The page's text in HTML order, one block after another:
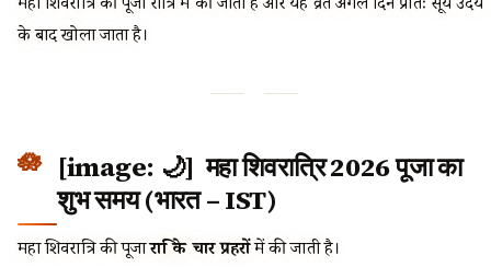
महा शिवरात्रि की पूजा रात्रि में की जाती है और यह व्रत अगले दिन प्रातः सूर्य उदय
के बाद खोला जाता है।
[image: 🌙] महा शिवरात्रि 2026 पूजा का
शुभ समय (भारत – IST)
महा शिवरात्रि की पूजारात्रि के चार प्रहरोंमें की जाती है।